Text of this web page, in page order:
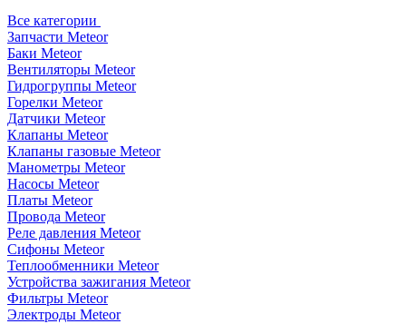
Все категории
Запчасти Meteor
Баки Meteor
Вентиляторы Meteor
Гидрогруппы Meteor
Горелки Meteor
Датчики Meteor
Клапаны Meteor
Клапаны газовые Meteor
Манометры Meteor
Насосы Meteor
Платы Meteor
Провода Meteor
Реле давления Meteor
Сифоны Meteor
Теплообменники Meteor
Устройства зажигания Meteor
Фильтры Meteor
Электроды Meteor